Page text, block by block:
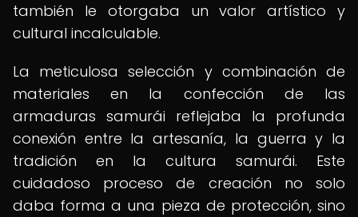
también le otorgaba un valor artístico y
cultural incalculable.
La meticulosa selección y combinación de
materiales en la confección de las
armaduras samurái reflejaba la profunda
conexión entre la artesanía, la guerra y la
tradición en la cultura samurái. Este
cuidadoso proceso de creación no solo
daba forma a una pieza de protección, sino